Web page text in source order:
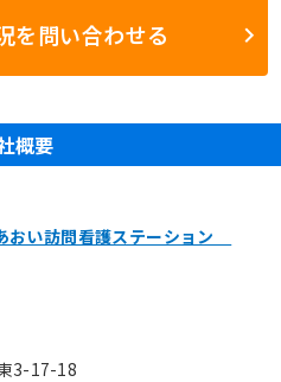
を問い合わせる
概要
い訪問看護ステーション
3-17-18